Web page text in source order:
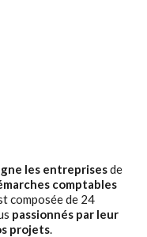
les entreprisesde
comptables
composée de 24
passionnés par leur
projets.